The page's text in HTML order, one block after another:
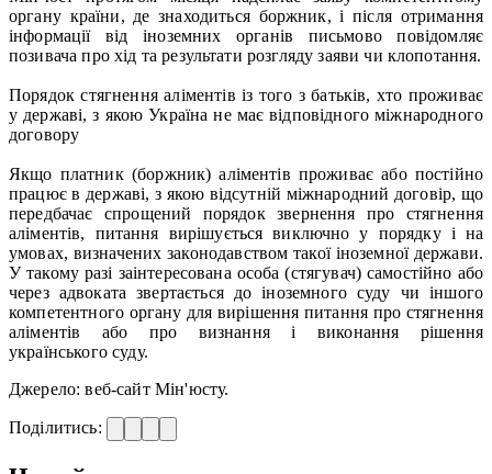
органу країни, де знаходиться боржник, і після отримання
інформації від іноземних органів письмово повідомляє
позивача про хід та результати розгляду заяви чи клопотання.
Порядок стягнення аліментів із того з батьків, хто проживає
у державі, з якою Україна не має відповідного міжнародного
договору
Якщо платник (боржник) аліментів проживає або постійно
працює в державі, з якою відсутній міжнародний договір, що
передбачає спрощений порядок звернення про стягнення
аліментів, питання вирішується виключно у порядку і на
умовах, визначених законодавством такої іноземної держави.
У такому разі заінтересована особа (стягувач) самостійно або
через адвоката звертається до іноземного суду чи іншого
компетентного органу для вирішення питання про стягнення
аліментів або про визнання і виконання рішення
українського суду.
Джерело: веб-сайт Мін'юсту.
Поділитись: